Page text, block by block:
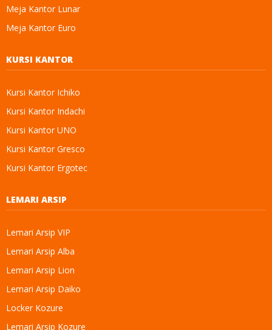
Meja Kantor Lunar
Meja Kantor Euro
KURSI KANTOR
Kursi Kantor Ichiko
Kursi Kantor Indachi
Kursi Kantor UNO
Kursi Kantor Gresco
Kursi Kantor Ergotec
LEMARI ARSIP
Lemari Arsip VIP
Lemari Arsip Alba
Lemari Arsip Lion
Lemari Arsip Daiko
Locker Kozure
Lemari Arsip Kozure